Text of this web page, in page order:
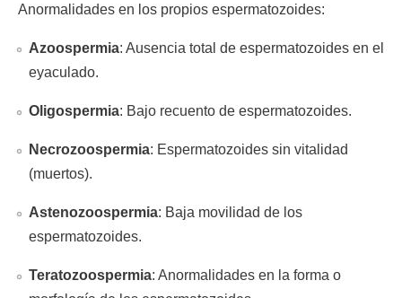
Anormalidades en los propios espermatozoides:
Azoospermia: Ausencia total de espermatozoides en el
eyaculado.
Oligospermia: Bajo recuento de espermatozoides.
Necrozoospermia: Espermatozoides sin vitalidad
(muertos).
Astenozoospermia: Baja movilidad de los
espermatozoides.
Teratozoospermia: Anormalidades en la forma o